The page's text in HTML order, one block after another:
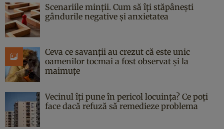
Scenariile minții. Cum să îți stăpânești
gândurile negative și anxietatea
Ceva ce savanții au crezut că este unic
oamenilor tocmai a fost observat și la
maimuțe
Vecinul îți pune în pericol locuința? Ce poți
face dacă refuză să remedieze problema